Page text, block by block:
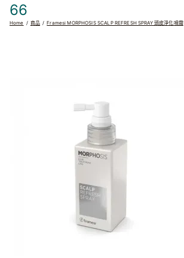
66
Home 商品 Framesi MORPHOSIS SCALP REFRESH SPRAY 頭皮淨化噴霧